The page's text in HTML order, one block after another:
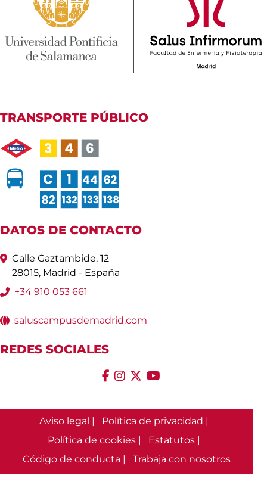
TRANSPORTE PÚBLICO
DATOS DE CONTACTO
Calle Gaztambide, 12
28015, Madrid - España
+34 910 053 661
saluscampusdemadrid.com
REDES SOCIALES
Aviso legal |
Política de privacidad |
Política de cookies |
Estatutos |
Código de conducta |
Trabaja con nosotros